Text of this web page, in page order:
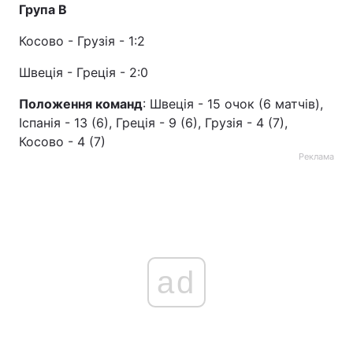
Група В
Косово - Грузія - 1:2
Швеція - Греція - 2:0
Положення команд: Швеція - 15 очок (6 матчів),
Іспанія - 13 (6), Греція - 9 (6), Грузія - 4 (7),
Косово - 4 (7)
Реклама
ad